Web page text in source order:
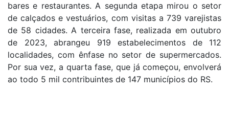
bares e restaurantes. A segunda etapa mirou o setor
de calçados e vestuários, com visitas a 739 varejistas
de 58 cidades. A terceira fase, realizada em outubro
de 2023, abrangeu 919 estabelecimentos de 112
localidades, com ênfase no setor de supermercados.
Por sua vez, a quarta fase, que já começou, envolverá
ao todo 5 mil contribuintes de 147 municípios do RS.